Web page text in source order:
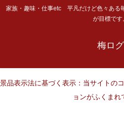
家族・趣味・仕事etc 平凡だけど色々ある
が目標です
梅ログ
景品表示法に基づく表示：当サイトの
ョンがふくまれ